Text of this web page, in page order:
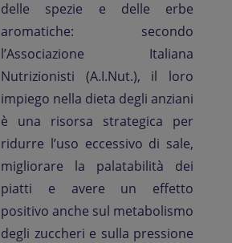
delle spezie e delle erbe
aromatiche: secondo
l’Associazione Italiana
Nutrizionisti (A.I.Nut.), il loro
impiego nella dieta degli anziani
è una risorsa strategica per
ridurre l’uso eccessivo di sale,
migliorare la palatabilità dei
piatti e avere un effetto
positivo anche sul metabolismo
degli zuccheri e sulla pressione